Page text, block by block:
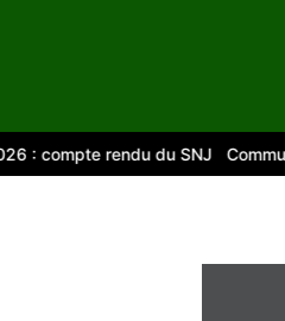
rendu du SNJ Communiqué